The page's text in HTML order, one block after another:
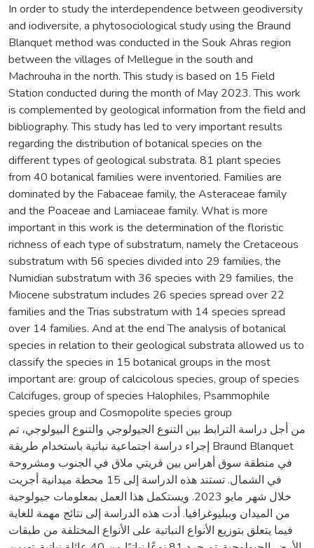
In order to study the interdependence between geodiversity
and iodiversite, a phytosociological study using the Braund
Blanquet method was conducted in the Souk Ahras region
between the villages of Mellegue in the south and
Machrouha in the north. This study is based on 15 Field
Station conducted during the month of May 2023. This work
is complemented by geological information from the field and
bibliography. This study has led to very important results
regarding the distribution of botanical species on the
different types of geological substrata. 81 plant species
from 40 botanical families were inventoried. Families are
dominated by the Fabaceae family, the Asteraceae family
and the Poaceae and Lamiaceae family. What is more
important in this work is the determination of the floristic
richness of each type of substratum, namely the Cretaceous
substratum with 56 species divided into 29 families, the
Numidian substratum with 36 species with 29 families, the
Miocene substratum includes 26 species spread over 22
families and the Trias substratum with 14 species spread
over 14 families. And at the end The analysis of botanical
species in relation to their geological substrata allowed us to
classify the species in 15 botanical groups in the most
important are: group of calcicolous species, group of species
Calcifuges, group of species Halophiles, Psammophile
species group and Cosmopolite species group
من أجل دراسة الترابط بين التنوع الجيولوجي والتنوع البيولوجي، تم
إجراء دراسة اجتماعية نباتية باستخدام طريقة Braund Blanquet
في منطقة سوق أهراس بين قريتي ملاق في الجنوب ومشروحة
في الشمال. تستند هذه الدراسة إلى 15 محطة ميدانية أجريت
خلال شهر مايو 2023. ويستكمل هذا العمل بمعلومات جيولوجية
من الميدان وببليوغرافيا. أدت هذه الدراسة إلى نتائج مهمة للغاية
فيما يتعلق بتوزيع الأنواع النباتية على الأنواع المختلفة من طبقات